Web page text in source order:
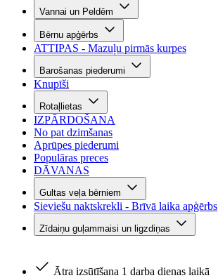
Vannai un Peldēm
Bērnu apģērbs
ATTIPAS - Mazuļu pirmās kurpes
Barošanas piederumi
Knupīši
Rotaļlietas
IZPĀRDOŠANA
No pat dzimšanas
Aprūpes piederumi
Populāras preces
DĀVANAS
Gultas veļa bērniem
Sieviešu naktskrekli - Brīvā laika apģērbs
Zīdaiņu guļammaisi un ligzdiņas
Ātra izsūtīšana 1 darba dienas laikā